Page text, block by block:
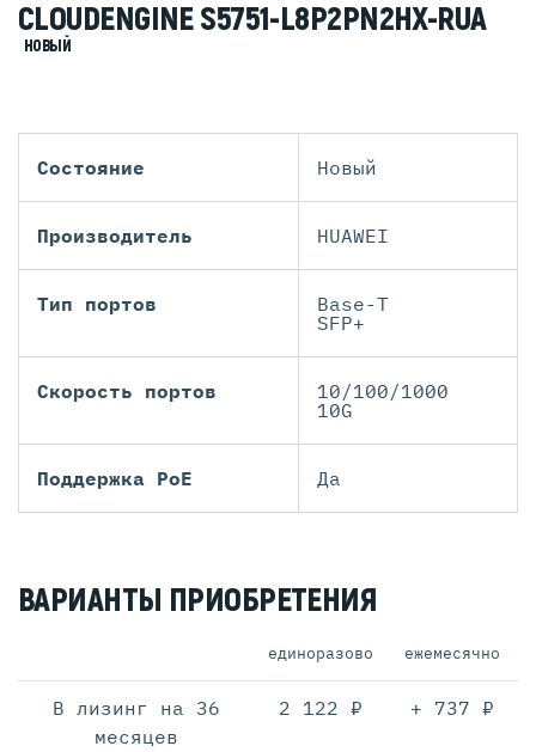
CLOUDENGINE S5751-L8P2PN2HX-RUA
НОВЫЙ
Состояние Новый
Производитель HUAWEI
Тип портов
Base-T
SFP+
Скорость портов
10/100/1000
10G
Поддержка PoE Да
ВАРИАНТЫ ПРИОБРЕТЕНИЯ
единоразово ежемесячно
В лизинг на 36
месяцев
2 122 ₽ + 737 ₽